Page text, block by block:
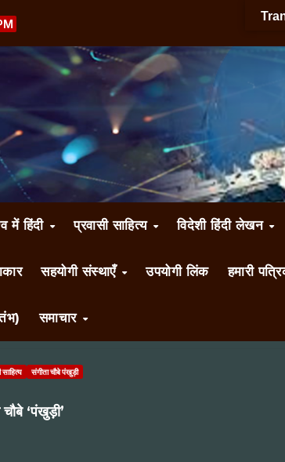
में हिंदी प्रवासी साहित्य विदेशी हिंदी लेखन
सहयोगी संस्थाएँ उपयोगी लिंक हमारी
समाचार
साहित्य संगीता चौबे पंखुड़ी
‘पंखुड़ी’